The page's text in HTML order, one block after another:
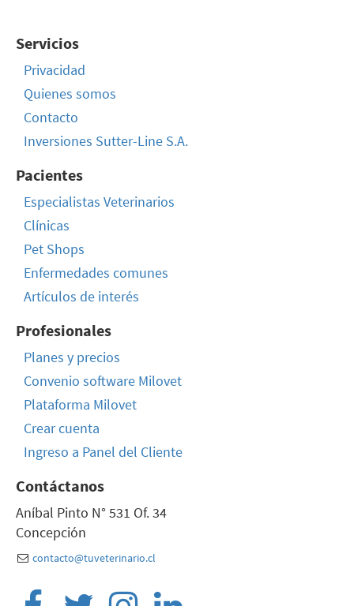
Servicios
Privacidad
Quienes somos
Contacto
Inversiones Sutter-Line S.A.
Pacientes
Especialistas Veterinarios
Clínicas
Pet Shops
Enfermedades comunes
Artículos de interés
Profesionales
Planes y precios
Convenio software Milovet
Plataforma Milovet
Crear cuenta
Ingreso a Panel del Cliente
Contáctanos
Aníbal Pinto N° 531 Of. 34
Concepción
contacto@tuveterinario.cl